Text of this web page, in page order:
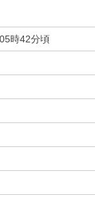
時42分頃